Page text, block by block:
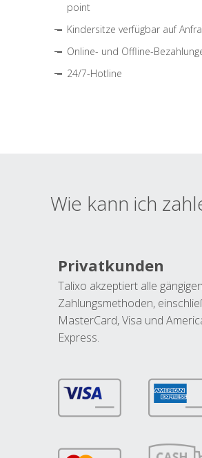
point
Kindersitze verfügbar auf
Online- und Offline-
24/7-Hotline
Wie kann ich
Privatkunden
Talixo akzeptiert alle gängigen
Zahlungsmethoden,
MasterCard, Visa und
Express.